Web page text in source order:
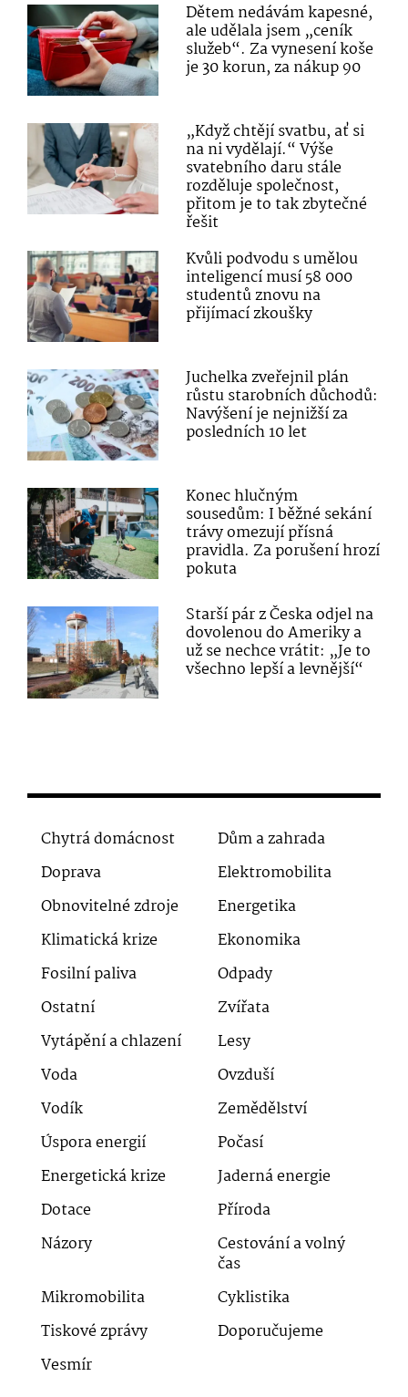
Dětem nedávám kapesné,
ale udělala jsem „ceník
služeb“. Za vynesení koše
je 30 korun, za nákup 90
„Když chtějí svatbu, ať si
na ni vydělají.“ Výše
svatebního daru stále
rozděluje společnost,
přitom je to tak zbytečné
řešit
Kvůli podvodu s umělou
inteligencí musí 58 000
studentů znovu na
přijímací zkoušky
Juchelka zveřejnil plán
růstu starobních důchodů:
Navýšení je nejnižší za
posledních 10 let
Konec hlučným
sousedům: I běžné sekání
trávy omezují přísná
pravidla. Za porušení hrozí
pokuta
Starší pár z Česka odjel na
dovolenou do Ameriky a
už se nechce vrátit: „Je to
všechno lepší a levnější“
Chytrá domácnost
Dům a zahrada
Doprava
Elektromobilita
Obnovitelné zdroje
Energetika
Klimatická krize
Ekonomika
Fosilní paliva
Odpady
Ostatní
Zvířata
Vytápění a chlazení
Lesy
Voda
Ovzduší
Vodík
Zemědělství
Úspora energií
Počasí
Energetická krize
Jaderná energie
Dotace
Příroda
Názory
Cestování a volný
čas
Mikromobilita
Cyklistika
Tiskové zprávy
Doporučujeme
Vesmír